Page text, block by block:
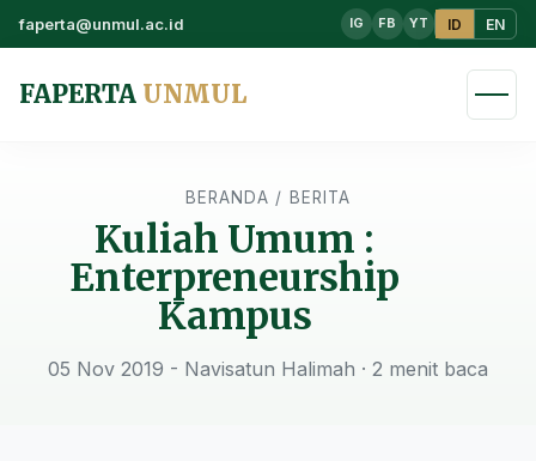
faperta@unmul.ac.id IG FB YT ID EN
FAPERTA UNMUL
BERANDA / BERITA
Kuliah Umum :
Enterpreneurship
Kampus
05 Nov 2019 - Navisatun Halimah · 2 menit baca